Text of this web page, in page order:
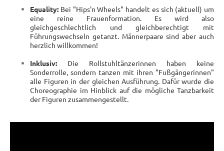
Equality: Bei "Hips'n Wheels" handelt es sich (aktuell) um
eine reine Frauenformation. Es wird also
gleichgeschlechtlich und gleichberechtigt mit
Führungswechseln getanzt. Männerpaare sind aber auch
herzlich willkommen!
Inklusiv: Die Rollstuhltänzerinnen haben keine
Sonderrolle, sondern tanzen mit ihren "Fußgängerinnen"
alle Figuren in der gleichen Ausführung. Dafür wurde die
Choreographie im Hinblick auf die mögliche Tanzbarkeit
der Figuren zusammengestellt.